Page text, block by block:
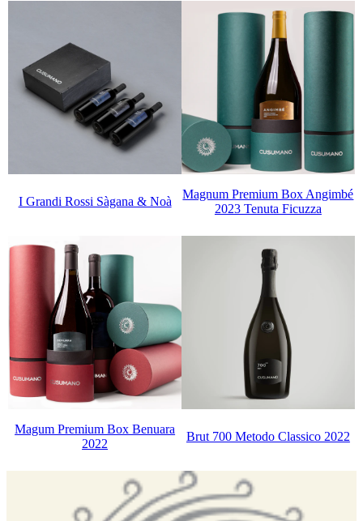
I Grandi Rossi Sàgana & Noà
Magnum Premium Box Angimbé
2023 Tenuta Ficuzza
Magum Premium Box Benuara
2022
Brut 700 Metodo Classico 2022